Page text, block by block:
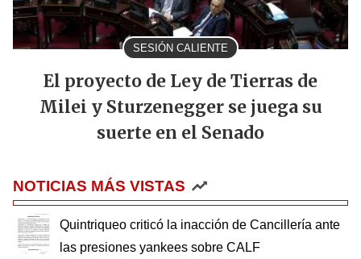
SESIÓN CALIENTE
El proyecto de Ley de Tierras de
Milei y Sturzenegger se juega su
suerte en el Senado
NOTICIAS MÁS VISTAS
Quintriqueo criticó la inacción de Cancillería ante
las presiones yankees sobre CALF